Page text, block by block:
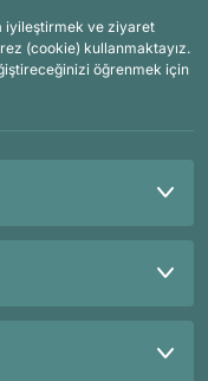
iyileştirmek ve ziyaret
(cookie) kullanmaktayız.
öğrenmek için